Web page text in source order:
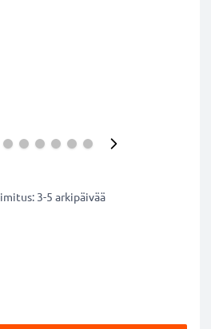
3-5 arkipäivää